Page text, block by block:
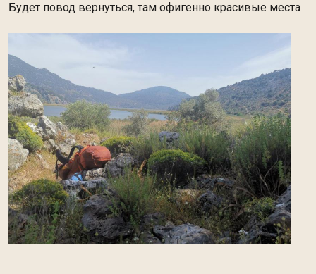
Будет повод вернуться, там офигенно красивые места